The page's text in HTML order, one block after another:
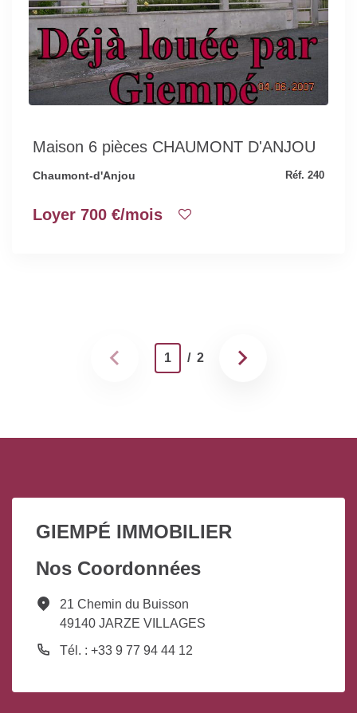
Maison 6 pièces CHAUMONT D'ANJOU
Chaumont-d'Anjou Réf. 240
Loyer 700 €/mois
1 / 2
GIEMPÉ IMMOBILIER
Nos Coordonnées
21 Chemin du Buisson
49140 JARZE VILLAGES
Tél. : +33 9 77 94 44 12